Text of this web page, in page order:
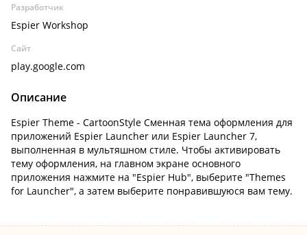
Разработчик
Espier Workshop
Сайт
play.google.com
Описание
Espier Theme - CartoonStyle Сменная тема оформления для
приложений Espier Launcher или Espier Launcher 7,
выполненная в мультяшном стиле. Чтобы активировать
тему оформления, на главном экране основного
приложения нажмите на "Espier Hub", выберите "Themes
for Launcher", а затем выберите понравившуюся вам тему.